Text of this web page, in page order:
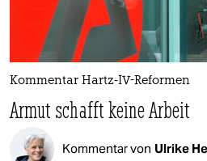
Kommentar Hartz-IV-Reformen
Armut schafft keine Arbeit
Kommentar von Ulrike